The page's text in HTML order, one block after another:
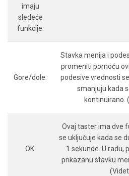
imaju
sledeće
funkcije:
Gore/dole:
Stavka menija i
promeniti pomoću
podesive vrednosti
smanjuju kada
kontinuirano.
OK:
Ovaj taster ima dve
se uključuje kada se
1 sekunde. U radu,
prikazanu stavku